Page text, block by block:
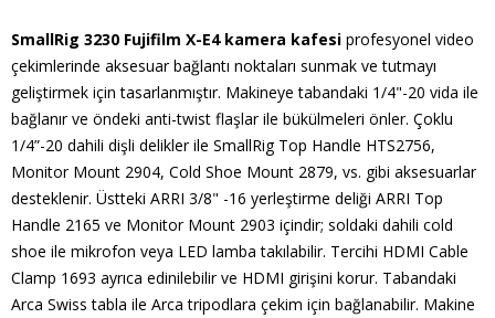
SmallRig 3230 Fujifilm X-E4 kamera kafesi profesyonel video
çekimlerinde aksesuar bağlantı noktaları sunmak ve tutmayı
geliştirmek için tasarlanmıştır. Makineye tabandaki 1/4"-20 vida ile
bağlanır ve öndeki anti-twist flaşlar ile bükülmeleri önler. Çoklu
1/4”-20 dahili dişli delikler ile SmallRig Top Handle HTS2756,
Monitor Mount 2904, Cold Shoe Mount 2879, vs. gibi aksesuarlar
desteklenir. Üstteki ARRI 3/8" -16 yerleştirme deliği ARRI Top
Handle 2165 ve Monitor Mount 2903 içindir; soldaki dahili cold
shoe ile mikrofon veya LED lamba takılabilir. Tercihi HDMI Cable
Clamp 1693 ayrıca edinilebilir ve HDMI girişini korur. Tabandaki
Arca Swiss tabla ile Arca tripodlara çekim için bağlanabilir. Makine